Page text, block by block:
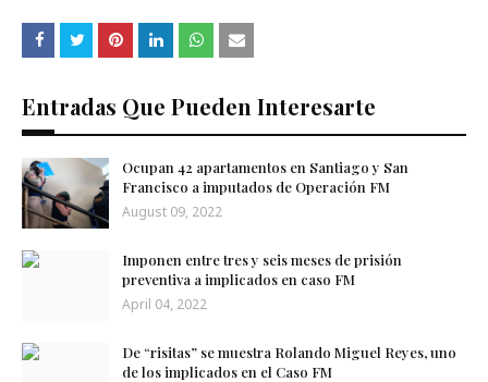
Entradas Que Pueden Interesarte
Ocupan 42 apartamentos en Santiago y San
Francisco a imputados de Operación FM
August 09, 2022
Imponen entre tres y seis meses de prisión
preventiva a implicados en caso FM
April 04, 2022
De “risitas” se muestra Rolando Miguel Reyes, uno
de los implicados en el Caso FM